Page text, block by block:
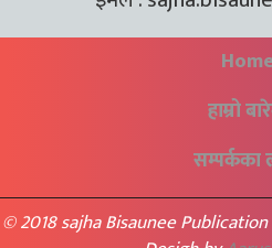
हाम्रो
सम्पर्कका
© 2018 sajha Bisaunee